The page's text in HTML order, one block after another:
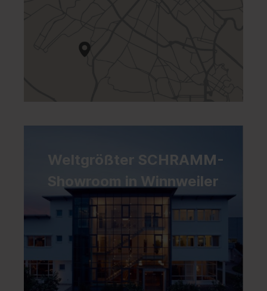
Weltgrößter SCHRAMM-
Showroom in Winnweiler